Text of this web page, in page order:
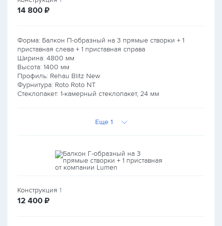
14 800 руб.
₽
Форма: Балкон П-образный на 3 прямые створки + 1
приставная слева + 1 приставная справа
Ширина: 4800 мм
Высота: 1400 мм
Профиль: Rehau Blitz New
Фурнитура: Roto Roto NT
Стеклопакет: 1-камерный стеклопакет, 24 мм
Еще 1
Конструкция 1
12 400 руб.
₽